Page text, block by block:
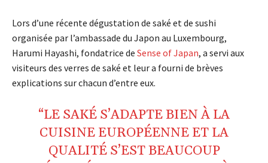
Lors d’une récente dégustation de saké et de sushi
organisée par l’ambassade du Japon au Luxembourg,
Harumi Hayashi, fondatrice de Sense of Japan, a servi aux
visiteurs des verres de saké et leur a fourni de brèves
explications sur chacun d’entre eux.
“LE SAKÉ S’ADAPTE BIEN À LA
CUISINE EUROPÉENNE ET LA
QUALITÉ S’EST BEAUCOUP